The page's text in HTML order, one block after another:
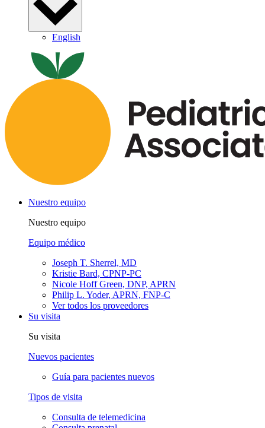
English
Nuestro equipo
Nuestro equipo
Equipo médico
Joseph T. Sherrel, MD
Kristie Bard, CPNP-PC
Nicole Hoff Green, DNP, APRN
Philip L. Yoder, APRN, FNP-C
Ver todos los proveedores
Su visita
Su visita
Nuevos pacientes
Guía para pacientes nuevos
Tipos de visita
Consulta de telemedicina